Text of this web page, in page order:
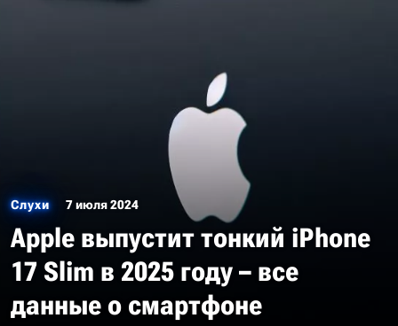
Слухи 7 июля 2024
Apple выпустит тонкий iPhone
17 Slim в 2025 году – все
данные о смартфоне